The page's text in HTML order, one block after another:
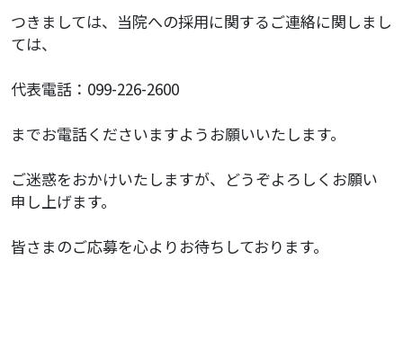
つきましては、当院への採用に関するご連絡に関しまし
ては、
代表電話：099-226-2600
までお電話くださいますようお願いいたします。
ご迷惑をおかけいたしますが、どうぞよろしくお願い
申し上げます。
皆さまのご応募を心よりお待ちしております。